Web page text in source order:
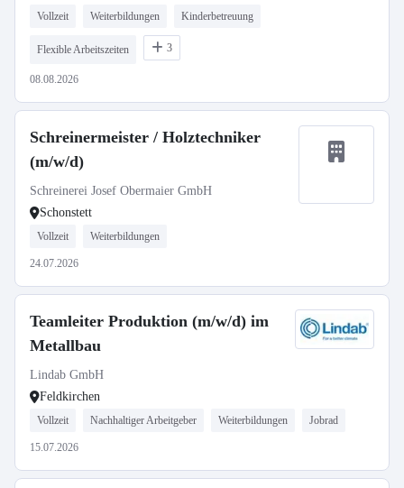
Vollzeit Weiterbildungen Kinderbetreuung
Flexible Arbeitszeiten 3
08.08.2026
Schreinermeister / Holztechniker
(m/w/d)
Schreinerei Josef Obermaier GmbH
Schonstett
Vollzeit Weiterbildungen
24.07.2026
Teamleiter Produktion (m/w/d) im
Metallbau
Lindab GmbH
Feldkirchen
Vollzeit Nachhaltiger Arbeitgeber Weiterbildungen Jobrad
15.07.2026